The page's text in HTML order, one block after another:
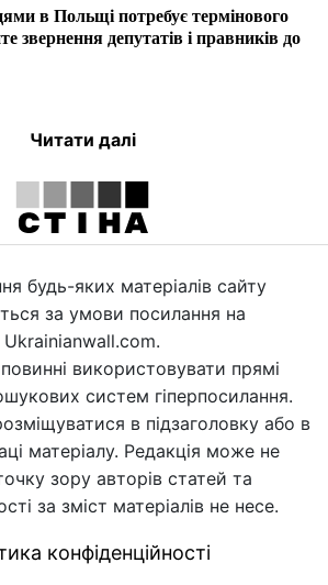
в Польщі потребує термінового
звернення депутатів і правників до
Читати далі
будь-яких матеріалів сайту
за умови посилання на
Ukrainianwall.com.
використовувати прямі
систем гіперпосилання.
в підзаголовку або в
матеріалу. Редакція може не
зору авторів статей та
за зміст матеріалів не несе.
конфіденційності